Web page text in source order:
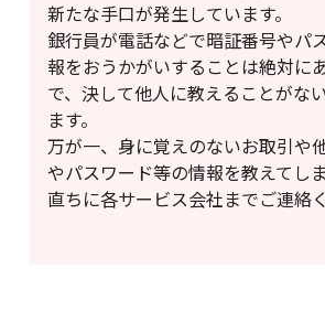
新たな手口が発生しています。
銀行員が電話などで暗証番号やパ
報をおうかがいすることは絶対に
で、決して他人に教えることがな
ます。
万が一、身に覚えのないお取引や
やパスワード等の情報を教えてし
直ちに各サービス会社までご連絡